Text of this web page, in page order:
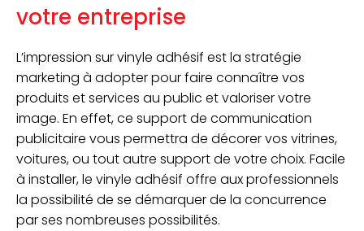
votre entreprise
L’impression sur vinyle adhésif est la stratégie
marketing à adopter pour faire connaître vos
produits et services au public et valoriser votre
image. En effet, ce support de communication
publicitaire vous permettra de décorer vos vitrines,
voitures, ou tout autre support de votre choix. Facile
à installer, le vinyle adhésif offre aux professionnels
la possibilité de se démarquer de la concurrence
par ses nombreuses possibilités.